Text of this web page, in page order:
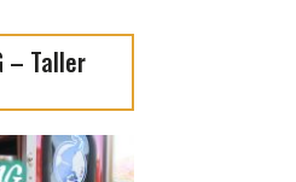
– Taller